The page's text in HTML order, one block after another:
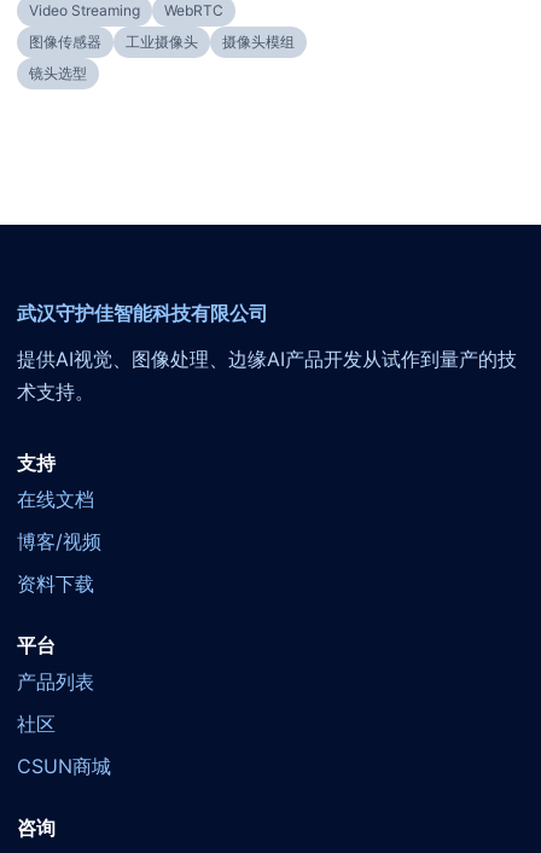
Video Streaming
WebRTC
图像传感器
工业摄像头
摄像头模组
镜头选型
武汉守护佳智能科技有限公司
提供AI视觉、图像处理、边缘AI产品开发从试作到量产的技
术支持。
支持
在线文档
博客/视频
资料下载
平台
产品列表
社区
CSUN商城
咨询